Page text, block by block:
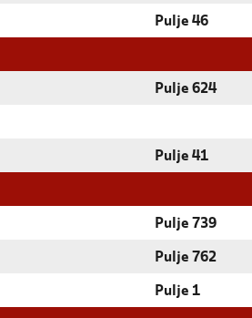
Pulje 46
Pulje 624
Pulje 41
Pulje 739
Pulje 762
Pulje 1